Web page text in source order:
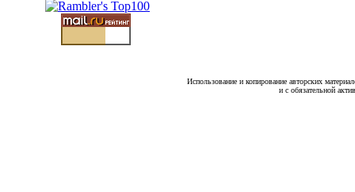
Использование и копирование авторских
и с обязательной